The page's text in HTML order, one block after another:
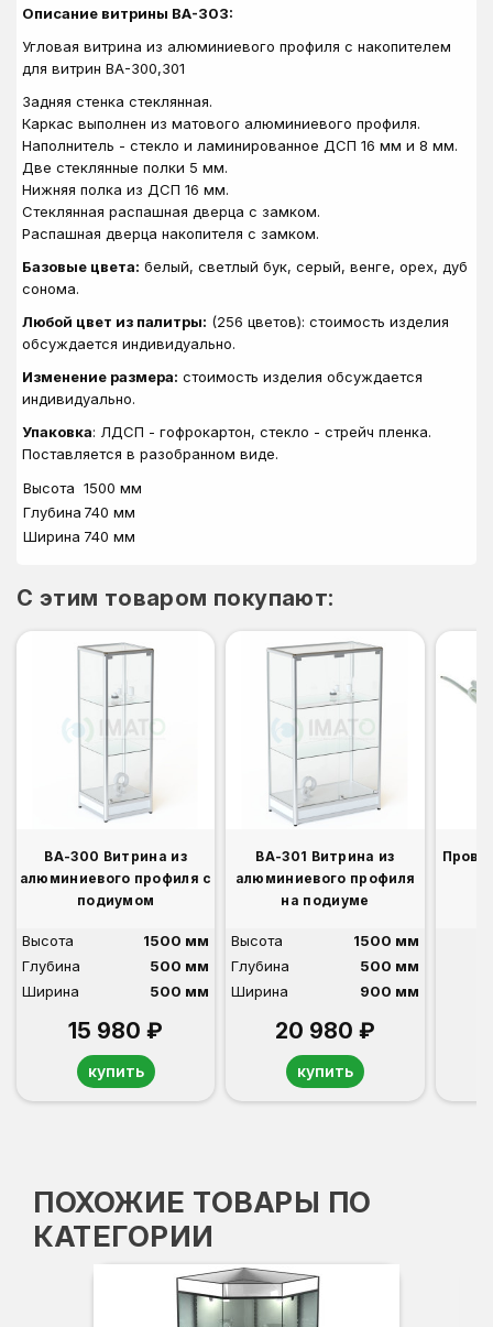
Описание витрины ВА-303:
Угловая витрина из алюминиевого профиля с накопителем
для витрин ВА-300,301
Задняя стенка стеклянная.
Каркас выполнен из матового алюминиевого профиля.
Наполнитель - стекло и ламинированное ДСП 16 мм и 8 мм.
Две стеклянные полки 5 мм.
Нижняя полка из ДСП 16 мм.
Стеклянная распашная дверца с замком.
Распашная дверца накопителя с замком.
Базовые цвета: белый, светлый бук, серый, венге, орех, дуб
сонома.
Любой цвет из палитры: (256 цветов): стоимость изделия
обсуждается индивидуально.
Изменение размера: стоимость изделия обсуждается
индивидуально.
Упаковка: ЛДСП - гофрокартон, стекло - стрейч пленка.
Поставляется в разобранном виде.
Высота 1500 мм
Глубина 740 мм
Ширина 740 мм
C этим товаром покупают:
ВА-300 Витрина из
алюминиевого профиля с
подиумом
Высота
1500 мм
Глубина
500 мм
Ширина
500 мм
15 980 ₽
купить
ВА-301 Витрина из
алюминиевого профиля
на подиуме
Высота
1500 мм
Глубина
500 мм
Ширина
900 мм
20 980 ₽
купить
ПОХОЖИЕ ТОВАРЫ ПО
КАТЕГОРИИ